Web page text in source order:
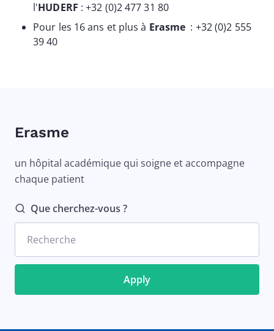
l'HUDERF : +32 (0)2 477 31 80
Pour les 16 ans et plus à Erasme : +32 (0)2 555
39 40
Erasme
un hôpital académique qui soigne et accompagne
chaque patient
Que cherchez-vous ?
Recherche